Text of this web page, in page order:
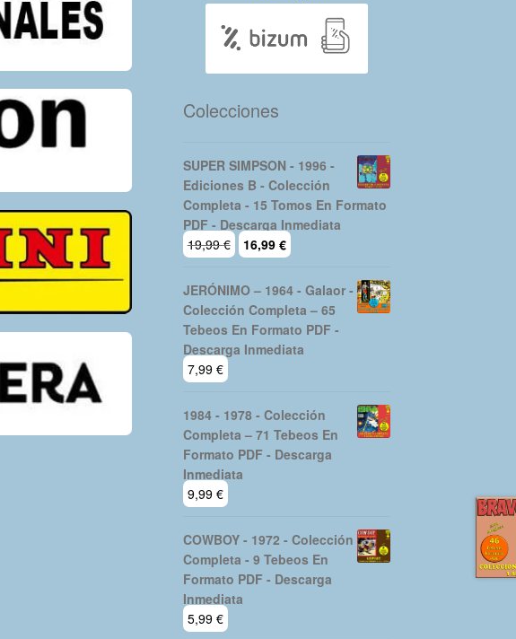
Colecciones
SUPER SIMPSON - 1996 -
Ediciones B - Colección
Completa - 15 Tomos En Formato
PDF - Descarga Inmediata
19,99€
El
precio
original
era:
19,99 €.
16,99 €
actual
es:
16,99 €.
JERÓNIMO – 1964 - Galaor -
Colección Completa – 65
Tebeos En Formato PDF -
Descarga Inmediata
7,99 €
1984 - 1978 - Colección
Completa – 71 Tebeos En
Formato PDF - Descarga
Inmediata
9,99 €
COWBOY - 1972 - Colección
Completa - 9 Tebeos En
Formato PDF - Descarga
Inmediata
5,99 €